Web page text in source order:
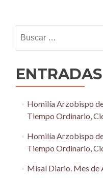
Homilía Arzobispo
Tiempo Ordinario,
Homilía Arzobispo
Tiempo Ordinario,
Misal Diario. Mes de